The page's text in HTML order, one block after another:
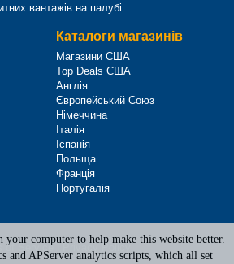
вантажів на палубі
Каталоги магазинів
Магазини США
Top Deals США
Англія
Європейський Союз
Німеччина
Італія
Іспанія
Польща
Франція
Португалія
of Service
Privacy Policy
your computer to help make this website better.
and APServer analytics scripts, which all set